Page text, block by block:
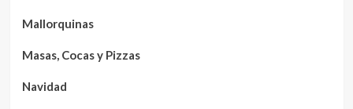
Mallorquinas
Masas, Cocas y Pizzas
Navidad